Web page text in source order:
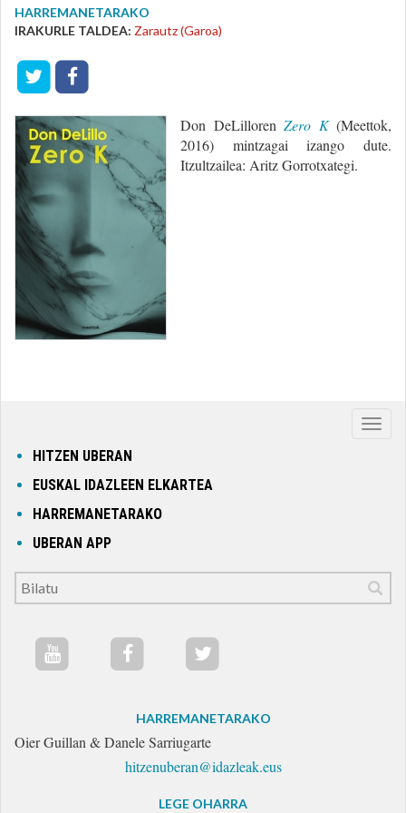
HARREMANETARAKO
IRAKURLE TALDEA: Zarautz (Garoa)
Don DeLilloren Zero K(Meettok,
2016) mintzagai izango dute.
Itzultzailea: Aritz Gorrotxategi.
HITZEN UBERAN
EUSKAL IDAZLEEN ELKARTEA
HARREMANETARAKO
UBERAN APP
HARREMANETARAKO
Oier Guillan & Danele Sarriugarte
hitzenuberan@idazleak.eus
LEGE OHARRA